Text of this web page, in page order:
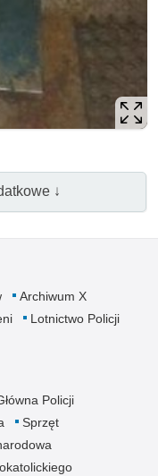
↓
Archiwum X
Lotnictwo Policji
Policji
Sprzęt